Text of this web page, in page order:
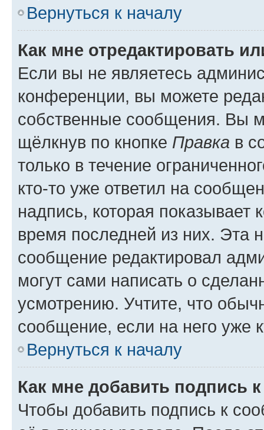
Вернуться к началу
Как мне отредактировать
Если вы не являетесь
конференции, вы можете
собственные сообщения. Вы
щёлкнув по кнопке Правка в
только в течение
кто-то уже ответил на
надпись, которая показывает
время последней из них. Эта
сообщение редактировал
могут сами написать о
усмотрению. Учтите, что
сообщение, если на него уже
Вернуться к началу
Как мне добавить подпись
Чтобы добавить подпись к